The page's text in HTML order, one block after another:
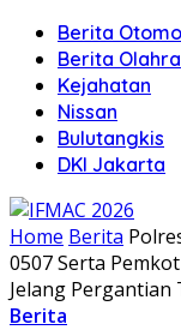
Berita
Berita
Kejahatan
Nissan
Bulutangkis
DKI Jakarta
Home Berita
0507 Serta
Jelang Pergantian
Berita